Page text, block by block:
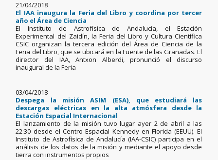
21/04/2018
El IAA inaugura la Feria del Libro y coordina por tercer
año el Área de Ciencia
El Instituto de Astrofísica de Andalucía, el Estación
Experimental del Zaidín, la Feria del Libro y Cultura Científica
CSIC organizan la tercera edición del Área de Ciencia de la
Feria del Libro, que se ubicará en la Fuente de las Granadas. El
director del IAA, Antxon Alberdi, pronunció el discurso
inaugural de la Feria
03/04/2018
Despega la misión ASIM (ESA), que estudiará las
descargas eléctricas en la alta atmósfera desde la
Estación Espacial Internacional
El lanzamiento de la misión tuvo lugar ayer 2 de abril a las
22:30 desde el Centro Espacial Kennedy en Florida (EEUU). El
Instituto de Astrofísica de Andalucía (IAA-CSIC) participa en el
análisis de los datos de la misión y mediante el apoyo desde
tierra con instrumentos propios